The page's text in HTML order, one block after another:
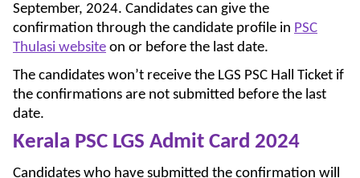
September, 2024. Candidates can give the
confirmation through the candidate profile in PSC
Thulasi website on or before the last date.
The candidates won’t receive the LGS PSC Hall Ticket if
the confirmations are not submitted before the last
date.
Kerala PSC LGS Admit Card 2024
Candidates who have submitted the confirmation will